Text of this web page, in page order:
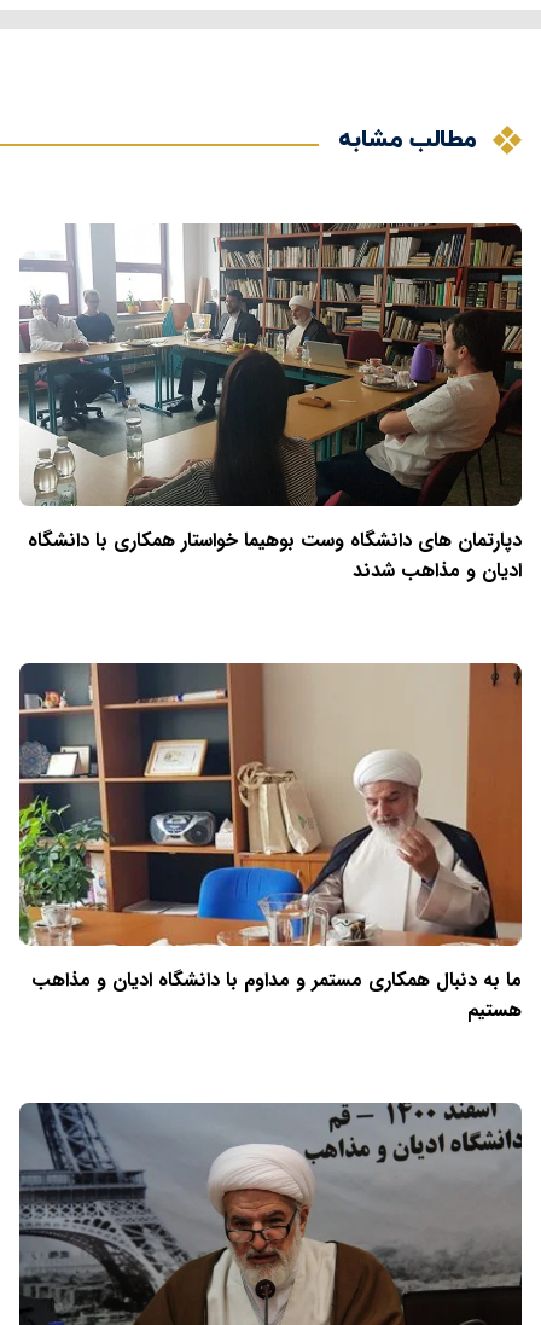
مطالب مشابه
دپارتمان های دانشگاه وست بوهیما خواستار همکاری با دانشگاه
ادیان و مذاهب شدند
ما به دنبال همکاری مستمر و مداوم با دانشگاه ادیان و مذاهب
هستیم